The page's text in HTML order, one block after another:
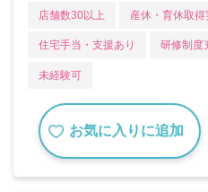
店舗数30以上 産休・育休取得
住宅手当・支援あり 研修制度
未経験可
お気に入りに追加